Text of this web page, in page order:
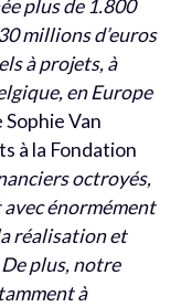
plus de 1.800
millions d’euros
à projets, à
en Europe
Van
à la Fondation
octroyés,
énormément
réalisation et
plus, notre
à